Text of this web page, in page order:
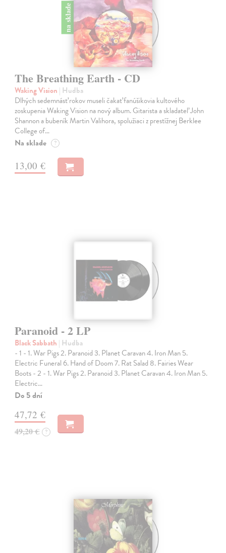
na sklade
The Breathing Earth - CD
Waking Vision | Hudba
Dlhých sedemnásť rokov museli čakať fanúšikovia kultového
zoskupenia Waking Vision na nový album. Gitarista a skladateľ John
Shannon a bubeník Martin Valihora, spolužiaci z prestížnej Berklee
College of…
Na sklade ?
13,00 €
Paranoid - 2 LP
Black Sabbath | Hudba
- 1 - 1. War Pigs 2. Paranoid 3. Planet Caravan 4. Iron Man 5.
Electric Funeral 6. Hand of Doom 7. Rat Salad 8. Fairies Wear
Boots - 2 - 1. War Pigs 2. Paranoid 3. Planet Caravan 4. Iron Man 5.
Electric…
Do 5 dní
47,72 €
49,20 € ?